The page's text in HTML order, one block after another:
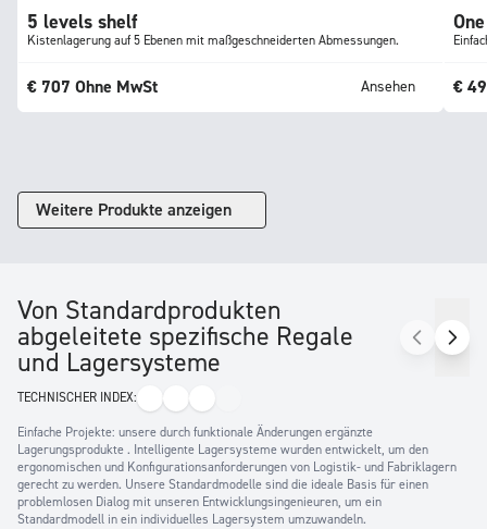
5 levels shelf
Kistenlagerung auf 5 Ebenen mit maßgeschneiderten Abmessungen.
€ 707 Ohne MwSt Ansehen €
Weitere Produkte anzeigen
Von Standardprodukten
abgeleitete spezifische Regale
und Lagersysteme
TECHNISCHER INDEX:
Einfache Projekte: unsere durch funktionale Änderungen ergänzte
Lagerungsprodukte . Intelligente Lagersysteme wurden entwickelt, um den
ergonomischen und Konfigurationsanforderungen von Logistik- und Fabriklagern
gerecht zu werden. Unsere Standardmodelle sind die ideale Basis für einen
problemlosen Dialog mit unseren Entwicklungsingenieuren, um ein
Standardmodell in ein individuelles Lagersystem umzuwandeln.